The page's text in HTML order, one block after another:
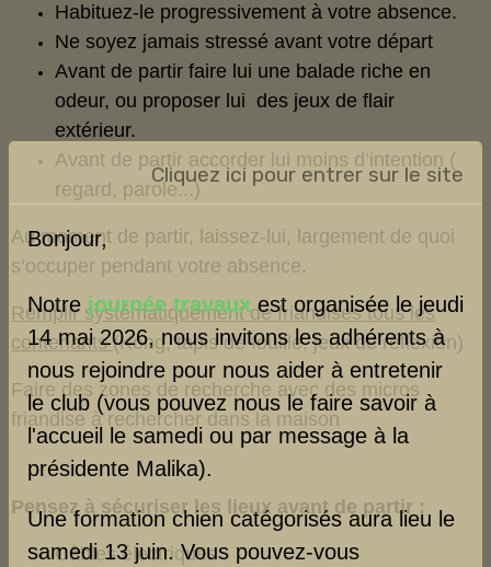
Habituez-le progressivement à votre absence.
Ne soyez jamais stressé avant votre départ
Avant de partir faire lui une balade riche en
odeur, ou proposer lui des jeux de flair
extérieur.
Avant de partir accorder lui moins d’intention (
regard, parole...)
Au moment de partir, laissez-lui, largement de quoi
s‘occuper pendant votre absence.
Remplir systématiquement de friandises tous les
contenants(Kong, tapis de fouille, jeux de réflexion)
Faire des zones de recherche avec des micros
friandise à rechercher dans la maison
Pensez à sécuriser les lieux avant de partir :
Câbles électriques
Cliquez ici pour entrer sur le site
Bonjour,
Notre journée travauxest organisée le jeudi
14 mai 2026, nous invitons les adhérents à
nous rejoindre pour nous aider à entretenir
le club (vous pouvez nous le faire savoir à
l'accueil le samedi ou par message à la
présidente Malika).
Une formation chien catégorisés aura lieu le
samedi 13 juin. Vous pouvez-vous